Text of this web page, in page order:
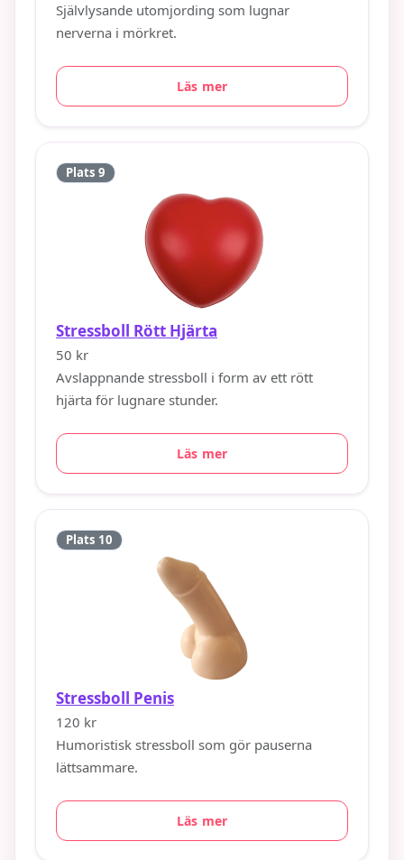
Självlysande utomjording som lugnar
nerverna i mörkret.
Läs mer
Plats 9
Stressboll Rött Hjärta
50 kr
Avslappnande stressboll i form av ett rött
hjärta för lugnare stunder.
Läs mer
Plats 10
Stressboll Penis
120 kr
Humoristisk stressboll som gör pauserna
lättsammare.
Läs mer